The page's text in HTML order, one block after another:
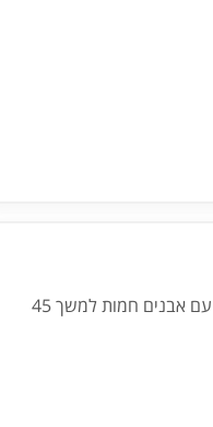
חבילת מבצע לחודשי נובמבר- דצמבר ליחיד הכוללת עיסוי שוודי יחד עם אבנים חמות למשך 45